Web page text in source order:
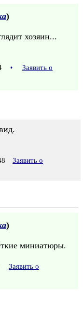
)
хозяин...
•
Заявить о
Заявить о
)
миниатюры.
Заявить о